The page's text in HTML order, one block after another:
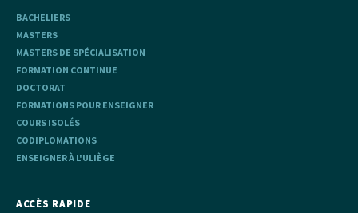
BACHELIERS
MASTERS
MASTERS DE SPÉCIALISATION
FORMATION CONTINUE
DOCTORAT
FORMATIONS POUR ENSEIGNER
COURS ISOLÉS
CODIPLOMATIONS
ENSEIGNER À L'ULIÈGE
ACCÈS RAPIDE